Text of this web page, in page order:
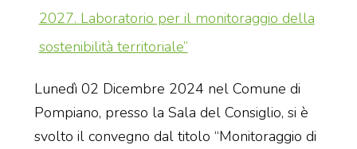
2027. Laboratorio per il monitoraggio della
sostenibilità territoriale”
Lunedì 02 Dicembre 2024 nel Comune di
Pompiano, presso la Sala del Consiglio, si è
svolto il convegno dal titolo “Monitoraggio di